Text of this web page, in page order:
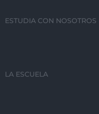
ESTUDIA CON NOSOTROS
LA ESCUELA